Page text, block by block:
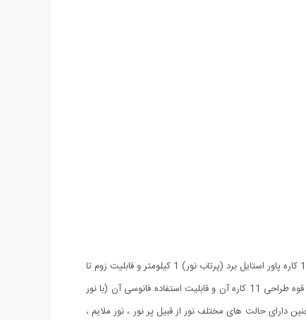
چراغ قوه چند کاره پاور استایل یک چراغ قوه ی کامل و تمام عیار هست چرا که هر انتظاری از چراغ قوه دارید برای شما فراهم خواهد ساخت. چراغ قوه 11 کاره پاور استایل برد (پرتاب نور) 1 کیلومتر و قابلیت زوم تا
3000 برابر را دارا می باشد. جنس بدنه این چراغ قوه آلیاژ آلومینیوم مقاوم بوده و از یک باطری شارژی ۳٫۷ ولتی بهره می برد. از ویژگی های این چراغ قوه طراحی 11 کاره آن و قابلیت استفاده فانوسی آن (با نور
دارای حالت های مختلف نور از قبیل پر نور ، نور ملایم ،